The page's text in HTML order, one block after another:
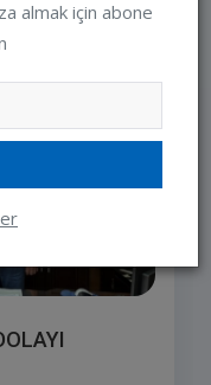
almak için abone